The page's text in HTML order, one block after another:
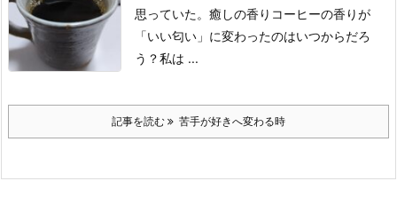
思っていた。 癒しの香り コーヒーの香りが
「いい匂い」に変わったのはいつからだろ
う？私は ...
記事を読む 苦手が好きへ変わる時